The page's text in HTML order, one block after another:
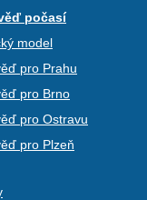
počasí
model
pro Prahu
pro Brno
pro Ostravu
pro Plzeň